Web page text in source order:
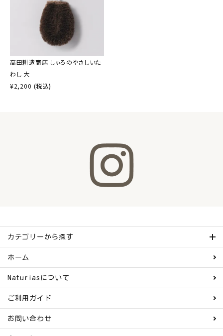
高田耕造商店 しゅろのやさしいた
わし 大
¥2,200 (税込)
カテゴリーから探す
ホーム
Naturiasについて
ご利用ガイド
お問い合わせ